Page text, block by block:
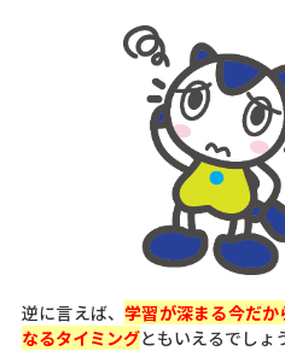
逆に言えば、学習が深まる今だか
なるタイミングともいえるでしょ